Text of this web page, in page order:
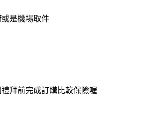
或是機場取件
拜前完成訂購比較保險喔